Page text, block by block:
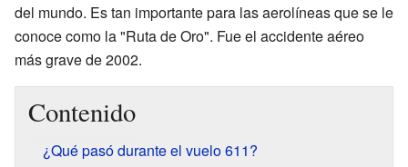
del mundo. Es tan importante para las aerolíneas que se le
conoce como la "Ruta de Oro". Fue el accidente aéreo
más grave de 2002.
Contenido
¿Qué pasó durante el vuelo 611?